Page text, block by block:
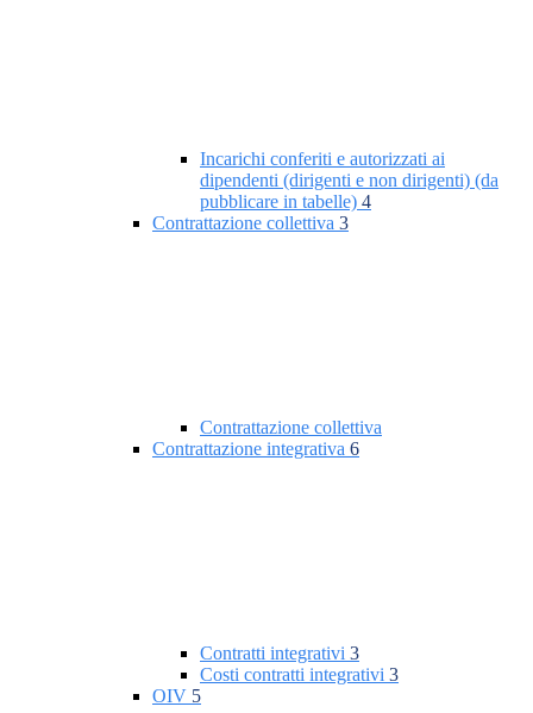
Incarichi conferiti e autorizzati ai
dipendenti (dirigenti e non dirigenti) (da
pubblicare in tabelle) 4
Contrattazione collettiva 3
Contrattazione collettiva
Contrattazione integrativa 6
Contratti integrativi 3
Costi contratti integrativi 3
OIV 5